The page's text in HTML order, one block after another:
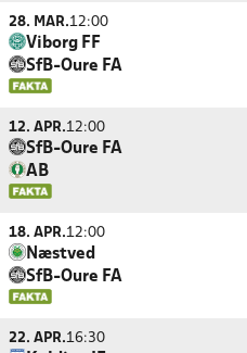
28. MAR.12:00
Viborg FF
SfB-Oure FA
12. APR.12:00
SfB-Oure FA
AB
18. APR.12:00
Næstved
SfB-Oure FA
22. APR.16:30